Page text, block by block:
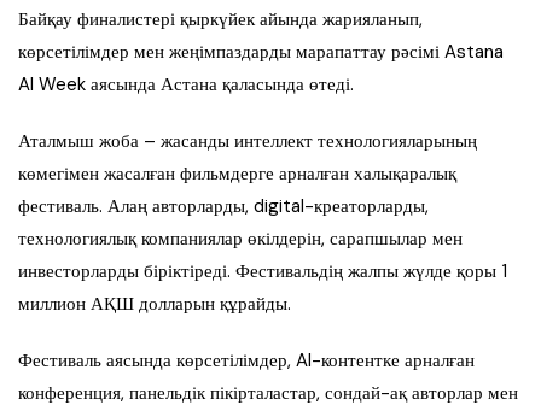
Байқау финалистері қыркүйек айында жарияланып,
көрсетілімдер мен жеңімпаздарды марапаттау рәсімі Astana
AI Week аясында Астана қаласында өтеді.
Аталмыш жоба – жасанды интеллект технологияларының
көмегімен жасалған фильмдерге арналған халықаралық
фестиваль. Алаң авторларды, digital-креаторларды,
технологиялық компаниялар өкілдерін, сарапшылар мен
инвесторларды біріктіреді. Фестивальдің жалпы жүлде қоры 1
миллион АҚШ долларын құрайды.
Фестиваль аясында көрсетілімдер, AI-контентке арналған
конференция, панельдік пікірталастар, сондай-ақ авторлар мен